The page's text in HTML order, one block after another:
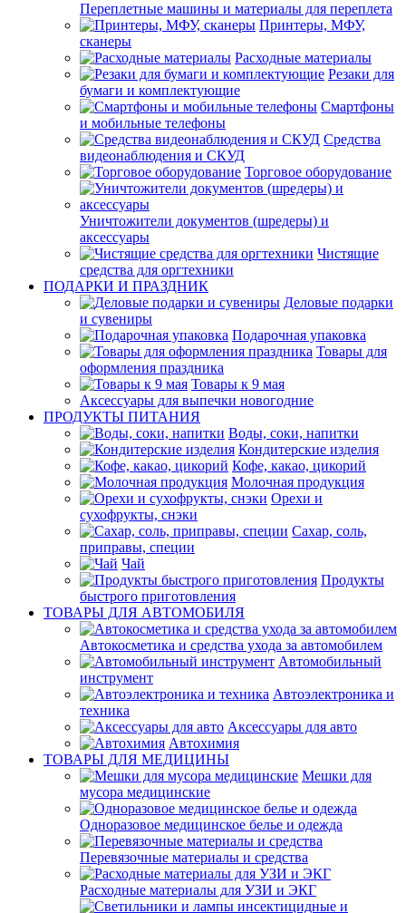
Переплетные машины и материалы для переплета
Принтеры, МФУ,
сканеры
Расходные материалы
Резаки для
бумаги и комплектующие
Смартфоны
и мобильные телефоны
Средства
видеонаблюдения и СКУД
Торговое оборудование
Уничтожители документов (шредеры) и
аксессуары
Чистящие
средства для оргтехники
ПОДАРКИ И ПРАЗДНИК
Деловые подарки
и сувениры
Подарочная упаковка
Товары для
оформления праздника
Товары к 9 мая
Аксессуары для выпечки новогодние
ПРОДУКТЫ ПИТАНИЯ
Воды, соки, напитки
Кондитерские изделия
Кофе, какао, цикорий
Молочная продукция
Орехи и
сухофрукты, снэки
Сахар, соль,
приправы, специи
Чай
Продукты
быстрого приготовления
ТОВАРЫ ДЛЯ АВТОМОБИЛЯ
Автокосметика и средства ухода за автомобилем
Автомобильный
инструмент
Автоэлектроника и
техника
Аксессуары для авто
Автохимия
ТОВАРЫ ДЛЯ МЕДИЦИНЫ
Мешки для
мусора медицинские
Одноразовое медицинское белье и одежда
Перевязочные материалы и средства
Расходные материалы для УЗИ и ЭКГ